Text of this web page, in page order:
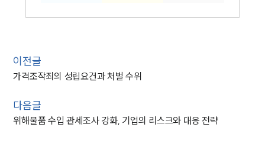
이전글
가격조작죄의 성립요건과 처벌 수위
다음글
위해물품 수입 관세조사 강화, 기업의 리스크와 대응 전략